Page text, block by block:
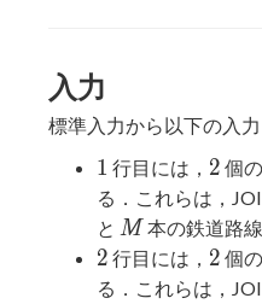
入力
標準入力から以下の入力
1
1 行目には， 2
2 個
る．これらは，
と M
M 本の鉄道路
2
2 行目には， 2
2 個
る．これらは，